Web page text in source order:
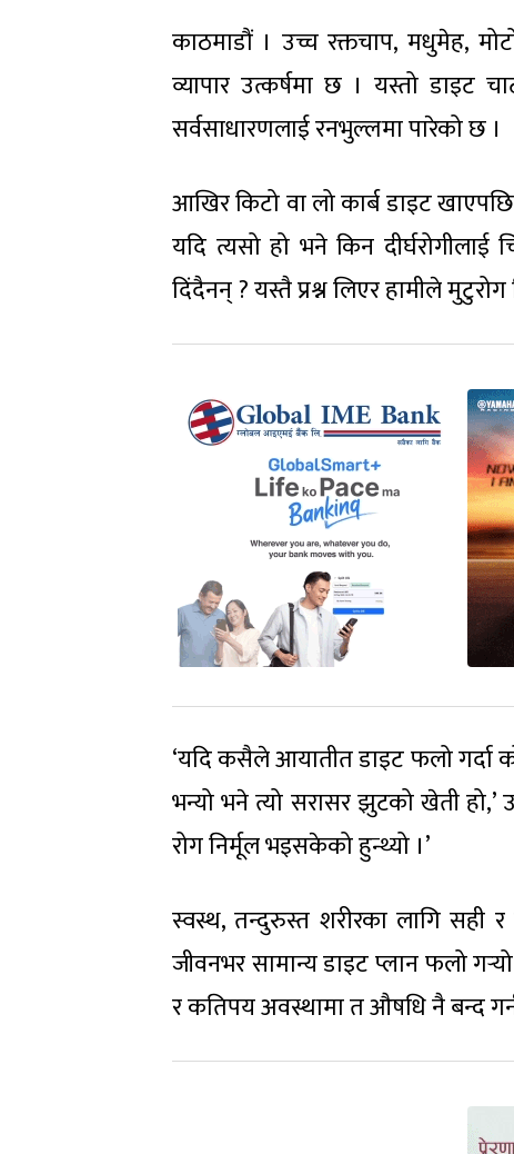
काठमाडौं । उच्च रक्तचाप, मधुमेह,
व्यापार उत्कर्षमा छ । यस्तो डाइट
सर्वसाधारणलाई रनभुल्लमा पारेको छ ।
आखिर किटो वा लो कार्ब डाइट
यदि त्यसो हो भने किन
दिंदैनन् ? यस्तै प्रश्न लिएर हामीले
‘यदि कसैले आयातीत डाइट फलो गर्दा
भन्यो भने त्यो सरासर झुटको खेती हो,’
रोग निर्मूल भइसकेको हुन्थ्यो ।’
स्वस्थ, तन्दुरुस्त शरीरका लागि सही
जीवनभर सामान्य डाइट प्लान फलो
र कतिपय अवस्थामा त औषधि नै बन्द